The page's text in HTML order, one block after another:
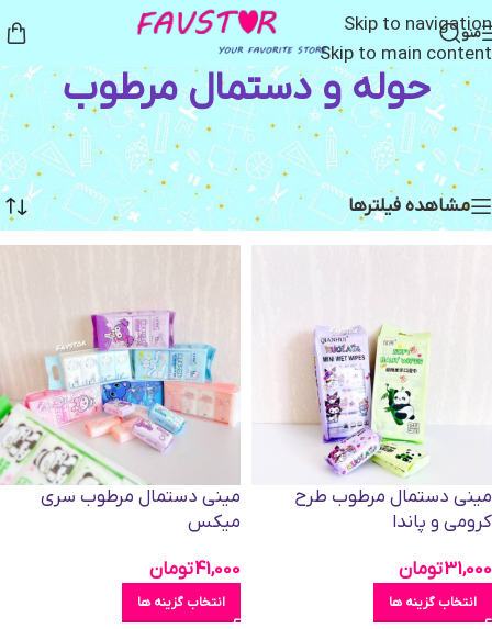
Skip to navigation
Skip to main content
منو
حوله و دستمال مرطوب
خانه/ کالای شخصی و بهداشتی حوله و دستمال مرطوب
Showing all 4 results
مشاهده فیلترها
مینی دستمال مرطوب طرح
کرومی و پاندا
31,000تومان
انتخاب گزینه ها
مینی دستمال مرطوب سری
میکس
41,000تومان
انتخاب گزینه ها